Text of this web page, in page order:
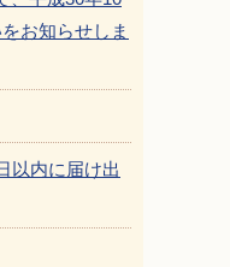
お知らせしま
以内に届け出